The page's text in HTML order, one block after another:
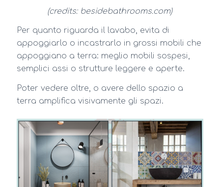
(credits: besidebathrooms.com)
Per quanto riguarda il lavabo, evita di
appoggiarlo o incastrarlo in grossi mobili che
appoggiano a terra: meglio mobili sospesi,
semplici assi o strutture leggere e aperte.
Poter vedere oltre, o avere dello spazio a
terra amplifica visivamente gli spazi.